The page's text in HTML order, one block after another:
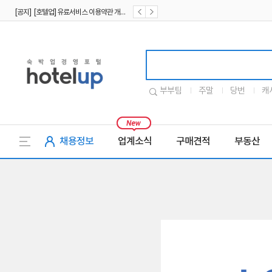
부부팀 주말 당번 캐
채용정보 업계소식 구매견적 부동산